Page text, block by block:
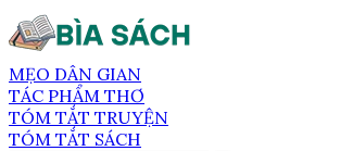
MẸO DÂN GIAN
TÁC PHẨM THƠ
TÓM TẮT TRUYỆN
TÓM TẮT SÁCH